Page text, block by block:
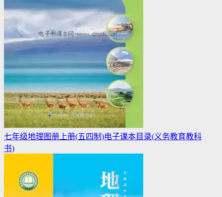
七年级地理图册上册(五四制)电子课本目录(义务教育教科
书)